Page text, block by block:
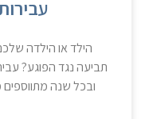
הילד או הילדה
תביעה נגד הפוגע?
ובכל שנה מתווספים